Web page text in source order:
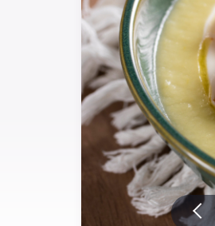
Dernieres recettes
IT Website
Instagram
YouTube